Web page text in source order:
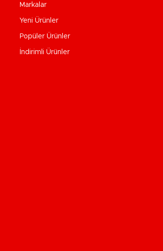
Markalar
Yeni Ürünler
Popüler Ürünler
İndirimli Ürünler